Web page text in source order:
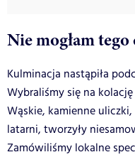
Nie mogłam tego
Kulminacja nastąpiła
Wybraliśmy się na
Wąskie, kamienne
latarni, tworzyły
Zamówiliśmy lokalne